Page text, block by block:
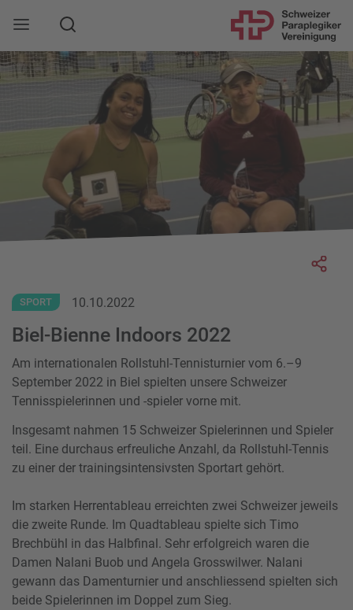
Mobile Navigation öffnen
Suche
SPORT 10.10.2022
Biel-Bienne Indoors 2022
Am internationalen Rollstuhl-Tennisturnier vom 6.–9
September 2022 in Biel spielten unsere Schweizer
Tennisspielerinnen und -spieler vorne mit.
Insgesamt nahmen 15 Schweizer Spielerinnen und Spieler
teil. Eine durchaus erfreuliche Anzahl, da Rollstuhl-Tennis
zu einer der trainingsintensivsten Sportart gehört.
Im starken Herrentableau erreichten zwei Schweizer jeweils
die zweite Runde. Im Quadtableau spielte sich Timo
Brechbühl in das Halbfinal. Sehr erfolgreich waren die
Damen Nalani Buob und Angela Grosswilwer. Nalani
gewann das Damenturnier und anschliessend spielten sich
beide Spielerinnen im Doppel zum Sieg.